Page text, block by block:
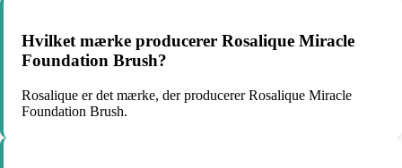
Hvilket mærke producerer Rosalique Miracle
Foundation Brush?
Rosalique er det mærke, der producerer Rosalique Miracle
Foundation Brush.